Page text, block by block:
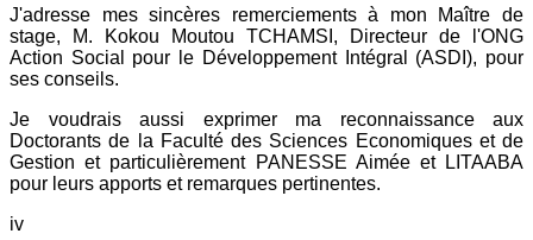
J'adresse mes sincères remerciements à mon Maître de
stage, M. Kokou Moutou TCHAMSI, Directeur de l'ONG
Action Social pour le Développement Intégral (ASDI), pour
ses conseils.
Je voudrais aussi exprimer ma reconnaissance aux
Doctorants de la Faculté des Sciences Economiques et de
Gestion et particulièrement PANESSE Aimée et LITAABA
pour leurs apports et remarques pertinentes.
iv